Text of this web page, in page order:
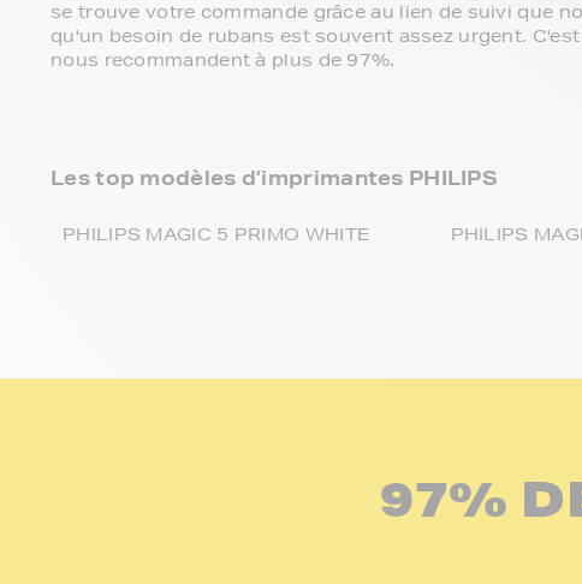
se trouve votre commande grâce au lien de suivi que
qu'un besoin de rubans est souvent assez urgent.
nous recommandent à plus de 97%.
Les top modèles d’imprimantes PHILIPS
PHILIPS MAGIC 5 PRIMO WHITE PHILIPS
97%